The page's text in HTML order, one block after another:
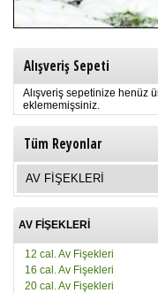
Alışveriş Sepeti
Alışveriş sepetinize henüz
eklememişsiniz.
Tüm Reyonlar
AV FİŞEKLERİ
12 cal. Av Fişekleri
16 cal. Av Fişekleri
20 cal. Av Fişekleri